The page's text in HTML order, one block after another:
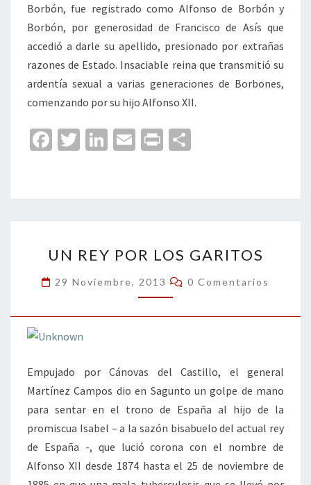
Borbón, fue registrado como Alfonso de Borbón y
Borbón, por generosidad de Francisco de Asís que
accedió a darle su apellido, presionado por extrañas
razones de Estado. Insaciable reina que transmitió su
ardentía sexual a varias generaciones de Borbones,
comenzando por su hijo Alfonso XII.
Fa
o
o
k
T
er
Li
dI
n
E
l
Pr
p
ar
tir
REY
POR
LOS
GARITOS
UN REY POR LOS GARITOS
29 Noviembre, 2013 Comentarios
0 Comentarios
Empujado por Cánovas del Castillo, el general
Martínez Campos dio en Sagunto un golpe de mano
para sentar en el trono de España al hijo de la
promiscua Isabel – a la sazón bisabuelo del actual rey
de España -, que lució corona con el nombre de
Alfonso XII desde 1874 hasta el 25 de noviembre de